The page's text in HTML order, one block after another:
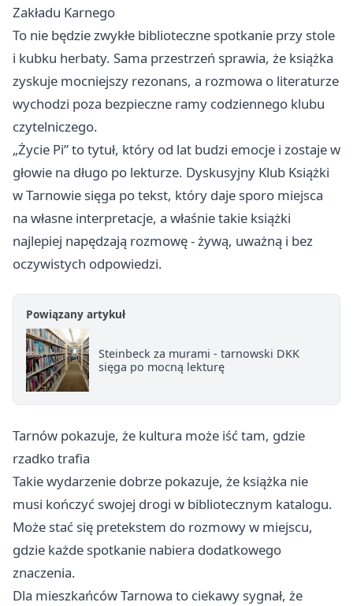
Zakładu Karnego
To nie będzie zwykłe biblioteczne spotkanie przy stole
i kubku herbaty. Sama przestrzeń sprawia, że książka
zyskuje mocniejszy rezonans, a rozmowa o literaturze
wychodzi poza bezpieczne ramy codziennego klubu
czytelniczego.
„Życie Pi” to tytuł, który od lat budzi emocje i zostaje w
głowie na długo po lekturze. Dyskusyjny Klub Książki
w Tarnowie sięga po tekst, który daje sporo miejsca
na własne interpretacje, a właśnie takie książki
najlepiej napędzają rozmowę - żywą, uważną i bez
oczywistych odpowiedzi.
Powiązany artykuł
Steinbeck za murami - tarnowski DKK
sięga po mocną lekturę
Tarnów pokazuje, że kultura może iść tam, gdzie
rzadko trafia
Takie wydarzenie dobrze pokazuje, że książka nie
musi kończyć swojej drogi w bibliotecznym katalogu.
Może stać się pretekstem do rozmowy w miejscu,
gdzie każde spotkanie nabiera dodatkowego
znaczenia.
Dla mieszkańców Tarnowa to ciekawy sygnał, że